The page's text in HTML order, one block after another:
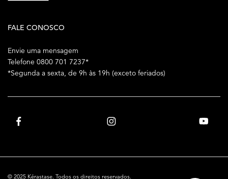
FALE CONOSCO
Envie uma mensagem
Telefone 0800 701 7237*
*Segunda a sexta, de 9h às 19h (exceto feriados)
© 2025 Kérastase. Todos os direitos reservados.